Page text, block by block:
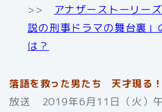
>>
アナザーストーリー
説の刑事ドラマの舞台裏」
は？
落語を救った男たち 天才現る
放送 2019年6月11日（火）